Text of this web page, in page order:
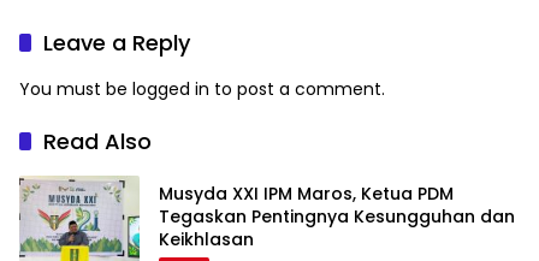
Leave a Reply
You must be logged in to post a comment.
Read Also
Musyda XXI IPM Maros, Ketua PDM
Tegaskan Pentingnya Kesungguhan dan
Keikhlasan